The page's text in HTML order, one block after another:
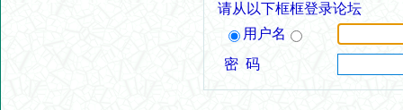
请从以下框框登录论坛
用户名
密 码